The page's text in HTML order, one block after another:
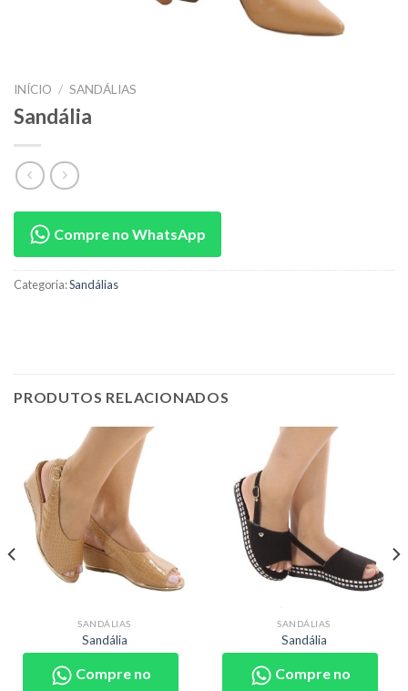
INÍCIO / SANDÁLIAS
Sandália
Compre no WhatsApp
Categoria:Sandálias
PRODUTOS RELACIONADOS
SANDÁLIAS
Sandália
Compre no
SANDÁLIAS
Sandália
Compre no